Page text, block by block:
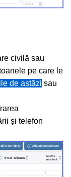
civilă sau
pe care le
de astăzi sau
și telefon